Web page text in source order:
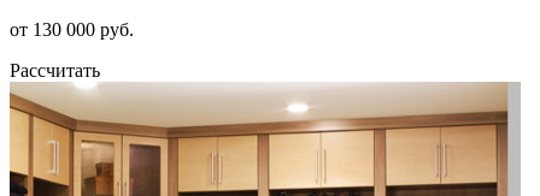
от 130 000 руб.
Рассчитать